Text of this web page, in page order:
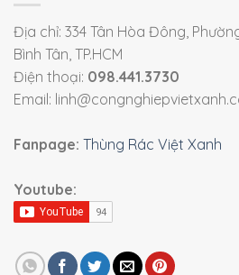
Địa chỉ: 334 Tân Hòa Đông,
Bình Tân, TP.HCM
Điện thoại: 098.441.3730
Email:
Fanpage: Thùng Rác Việt Xanh
Youtube: